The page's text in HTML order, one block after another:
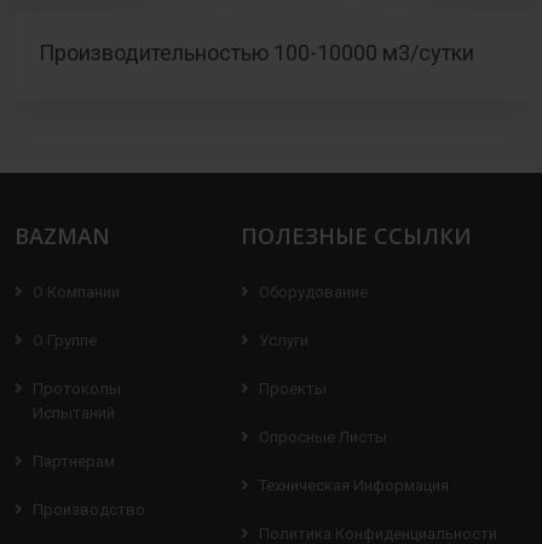
Производительностью 100-10000 м3/сутки
BAZMAN
О Компании
О Группе
Протоколы
Испытаний
Партнерам
Производство
ПОЛЕЗНЫЕ ССЫЛКИ
Оборудование
Услуги
Проекты
Опросные Листы
Техническая Информация
Политика Конфиденциальности